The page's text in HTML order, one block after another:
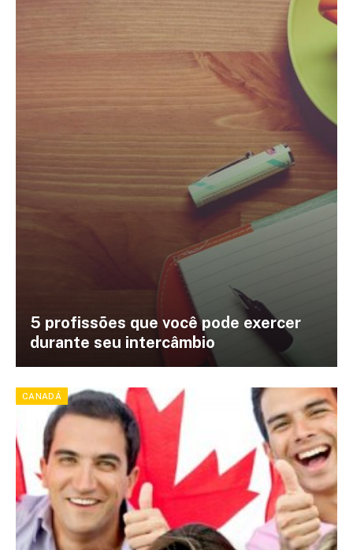
5 profissões que você pode exercer
durante seu intercâmbio
CANADÁ